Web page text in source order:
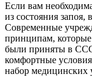
Если вам
из состояния
Современные
принципам, которые
были приняты в
комфортные
набор медицинских